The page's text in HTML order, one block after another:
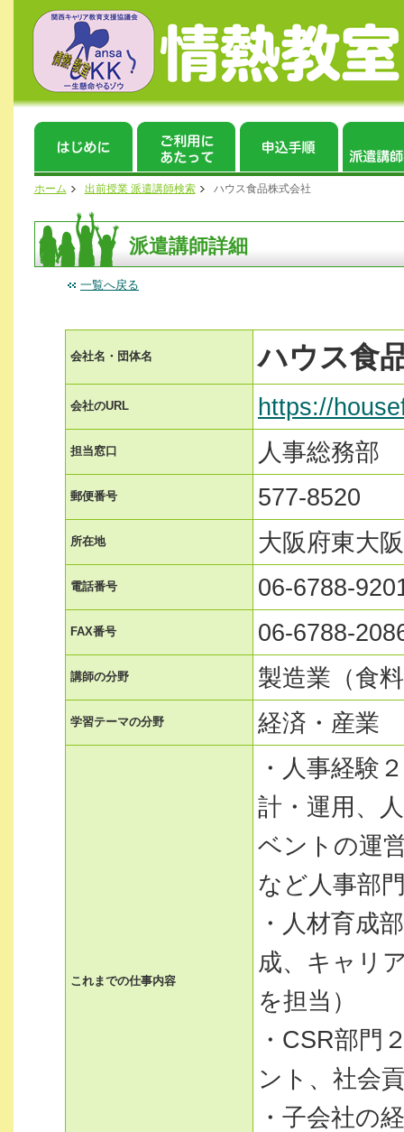
ホーム 出前授業 派遣講師検索 ハウス食品株式会社
派遣講師詳細
一覧へ戻る
会社名・団体名 ハウス食
会社のURL https://
担当窓口 人事総務
郵便番号 577-8520
所在地 大阪府東大
電話番号 06-6788-
FAX番号 06-6788-
講師の分野 製造業（食
学習テーマの分野 経済・産業
これまでの仕事内容
・人事経験
計・運用、
ベントの運
など人事部
・人材育成
成、キャリ
を担当）
・CSR部門
ント、社会
・子会社の